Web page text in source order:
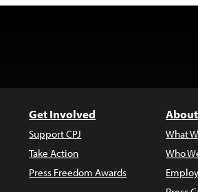
Get Involved
Support CPJ
Take Action
Press Freedom Awards
What
Who